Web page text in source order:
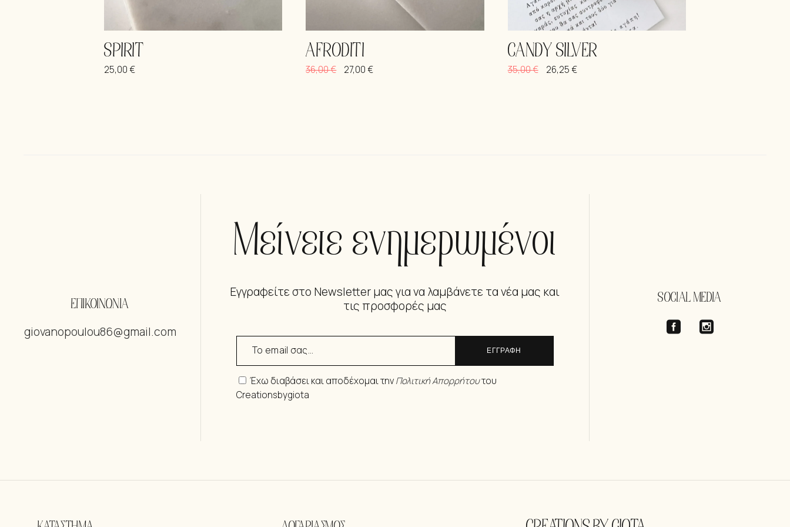
SPIRIT
25,00€
AFRODITI
36,00€ 27,00€
CANDY SILVER
35,00€ 26,25€
ΕΠΙΚΟΙΝΩΝΙΑ
giovanopoulou86@gmail.com
Μείνετε ενημερωμένοι
Εγγραφείτε στο Newsletter μας για να λαμβάνετε τα νέα μας και
τις προσφορές μας
ΕΓΓΡΑΦΗ
Έχω διαβάσει και αποδέχομαι τηνΠολιτική Απορρήτουτου
Creationsbygiota
SOCIAL MEDIA